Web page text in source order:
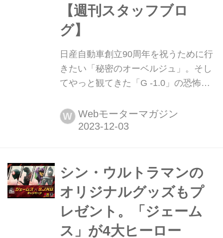
【週刊スタッフブロ
グ】
日産自動車創立90周年を祝うために行
きたい「秘密のオーベルジュ」。そし
てやっと観てきた「G -1.0」の恐怖
象的な出来事から個人的に注目したい
最新ニュースまで、編集部員おススメ
てますけど、悪しからず。(2023年11
月26日~12月2日版)
W Webモーターマガジン
シン・ウルトラマンの
オリジナルグッズもプ
レゼント。「ジェーム
ス」が4大ヒーロー